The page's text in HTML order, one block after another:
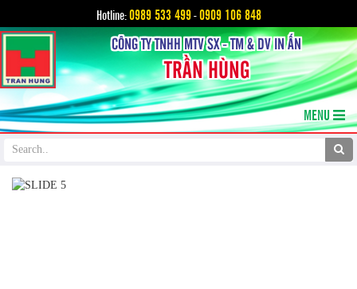
Hotline:0989 533 499-0909 106 848
CÔNG TY TNHH MTV SX - TM & DV IN ẤN
TRẦN HÙNG
MENU